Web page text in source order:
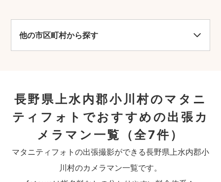
他の市区町村から探す
長野県上水内郡小川村のマタニ
ティフォトでおすすめの出張カ
メラマン一覧
（全7件）
マタニティフォトの出張撮影ができる長野県上水内郡小
川村のカメラマン一覧です。